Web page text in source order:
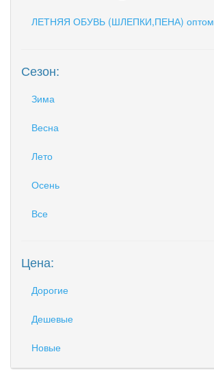
ЛЕТНЯЯ ОБУВЬ (ШЛЕПКИ,ПЕНА) оптом
Сезон:
Зима
Весна
Лето
Осень
Все
Цена:
Дорогие
Дешевые
Новые